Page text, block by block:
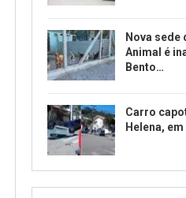
Nova sede
Animal é
Bento…
Carro
Helena,